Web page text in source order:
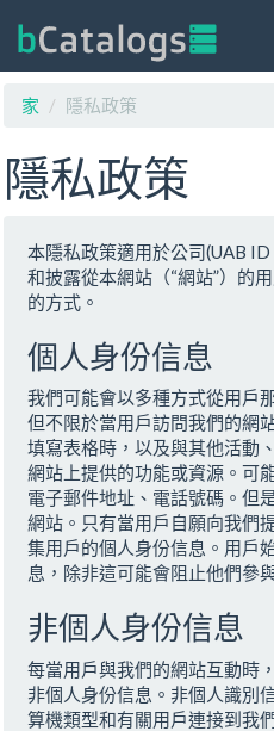
家
隱私政策
隱私政策
本隱私政策適用於公司(UAB
和披露從本網站（“網站”）的
的方式。
個人身份信息
我們可能會以多種方式從用戶
但不限於當用戶訪問我們的網
填寫表格時，以及與其他活動
網站上提供的功能或資源。可
電子郵件地址、電話號碼。但
網站。只有當用戶自願向我們
集用戶的個人身份信息。用戶
息，除非這可能會阻止他們參
非個人身份信息
每當用戶與我們的網站互動時
非個人身份信息。非個人識別
算機類型和有關用戶連接到我